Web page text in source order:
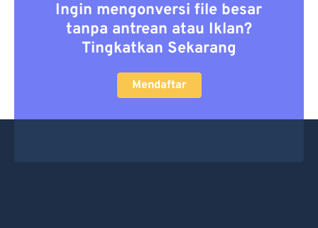
Ingin mengonversi file besar
tanpa antrean atau Iklan?
Tingkatkan Sekarang
Mendaftar